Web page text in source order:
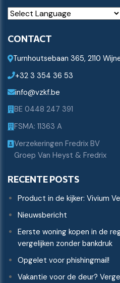
CONTACT
Turnhoutsebaan 365, 2110
+32 3 354 36 53
info@vzkf.be
BE 0448 247 391
FSMA: 11363 A
Verzekeringen Fredrix BV
Groep Van Heyst & Fredrix
RECENTE POSTS
Product in de kijker: Vivium
Nieuwsbericht
Eerste woning kopen in de
vergelijken zonder bankdruk
Opgelet voor phishingmail!
Vakantie voor de deur?